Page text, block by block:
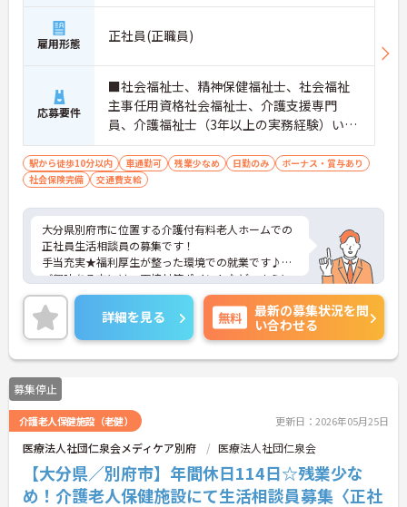
雇用形態 正社員(正職員)
応募要件
■社会福祉士、精神保健福祉士、社会福祉
主事任用資格社会福祉士、介護支援専門
員、介護福祉士（3年以上の実務経験）いず
れか必須■普通自動車免許必須（AT限定
可）
駅から徒歩10分以内 車通勤可 残業少なめ 日勤のみ
ボーナス・賞与あり
社会保険完備
交通費支給
大分県別府市に位置する介護付有料老人ホームでの
正社員生活相談員の募集です！
手当充実★福利厚生が整った環境での就業です♪
ご興味ある方には、面接対策ポイントなど、さらに
詳細をお話しいたしますのでお気軽にご相談くださ
い。
詳細を見る 無料
最新の募集状況を問
い合わせる
募集停止
介護老人保健施設（老健） 更新日：2026年05月25日
医療法人社団仁泉会メディケア別府 医療法人社団仁泉会
【大分県／別府市】年間休日114日☆残業少な
め！介護老人保健施設にて生活相談員募集〈正社